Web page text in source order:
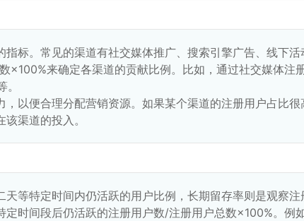
指标。常见的渠道有社交媒体推广、搜索引擎广告、线下活
×100%来确定各渠道的贡献比例。比如，通过社交媒体注
，以便合理分配营销资源。如果某个渠道的注册用户占比很
渠道的投入。
天等特定时间内仍活跃的用户比例，长期留存率则是观察
时间段后仍活跃的注册用户数/注册用户总数×100%。例